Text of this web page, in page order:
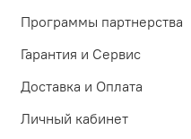
Программы партнерства
Гарантия и Сервис
Доставка и Оплата
Личный кабинет